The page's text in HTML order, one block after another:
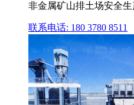
非金属矿山排土场安全
联系电话: 180 3780 8511